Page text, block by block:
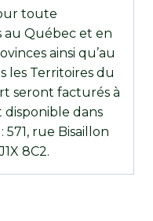
toute
au Québec et en
ainsi qu’au
les Territoires du
seront facturés à
disponible dans
rue Bisaillon
8C2.